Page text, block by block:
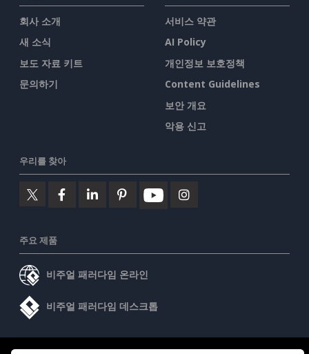
회사 소개
새 소식
보도 자료 키트
문의하기
서비스 약관
AI Policy
개인정보 보호정책
Content Guidelines
보안 개요
악용 신고
우리를 찾아
주요 제품
비주얼 패러다임 온라인
비주얼 패러다임 데스크톱